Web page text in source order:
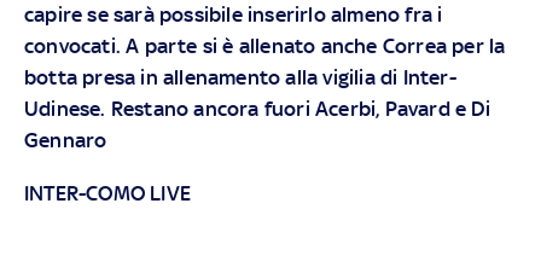
capire se sarà possibile inserirlo almeno fra i
convocati. A parte si è allenato anche Correa per la
botta presa in allenamento alla vigilia di Inter-
Udinese. Restano ancora fuori Acerbi, Pavard e Di
Gennaro
INTER-COMO LIVE